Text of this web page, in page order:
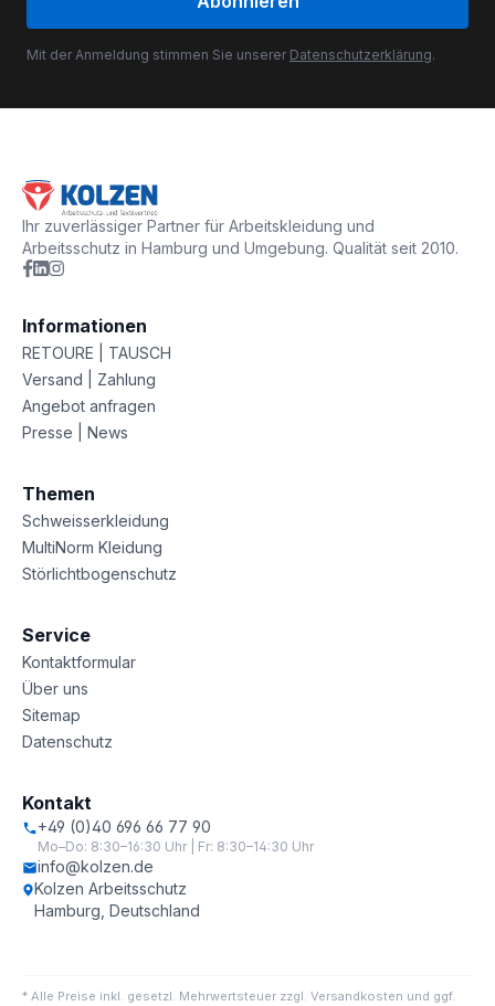
Mit der Anmeldung stimmen Sie unserer Datenschutzerklärung.
Ihr zuverlässiger Partner für Arbeitskleidung und
Arbeitsschutz in Hamburg und Umgebung. Qualität seit 2010.
Informationen
RETOURE | TAUSCH
Versand | Zahlung
Angebot anfragen
Presse | News
Themen
Schweisserkleidung
MultiNorm Kleidung
Störlichtbogenschutz
Service
Kontaktformular
Über uns
Sitemap
Datenschutz
Kontakt
+49 (0)40 696 66 77 90
Mo–Do: 8:30–16:30 Uhr | Fr: 8:30–14:30 Uhr
info@kolzen.de
Kolzen Arbeitsschutz
Hamburg, Deutschland
* Alle Preise inkl. gesetzl. Mehrwertsteuer zzgl. Versandkosten und ggf.